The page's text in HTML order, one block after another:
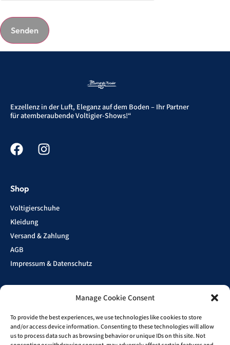
Manage Cookie Consent
To provide the best experiences, we use technologies like cookies to store
and/or access device information. Consenting to these technologies will allow
us to process data such as browsing behavior or unique IDs on this site. Not
Exzellenz in der Luft, Eleganz auf dem Boden – Ihr Partner
für atemberaubende Voltigier-Shows!“
Shop
Voltigierschuhe
Kleidung
Versand & Zahlung
AGB
Impressum & Datenschutz
Sponsoren